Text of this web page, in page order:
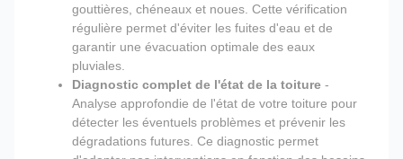
gouttières, chéneaux et noues. Cette vérification
régulière permet d'éviter les fuites d'eau et de
garantir une évacuation optimale des eaux
pluviales.
Diagnostic complet de l'état de la toiture -
Analyse approfondie de l'état de votre toiture pour
détecter les éventuels problèmes et prévenir les
dégradations futures. Ce diagnostic permet